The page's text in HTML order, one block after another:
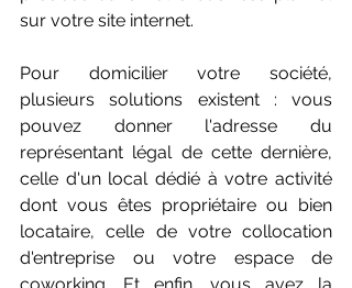
sur votre site internet.
Pour domicilier votre société,
plusieurs solutions existent : vous
pouvez donner l'adresse du
représentant légal de cette dernière,
celle d'un local dédié à votre activité
dont vous êtes propriétaire ou bien
locataire, celle de votre collocation
d'entreprise ou votre espace de